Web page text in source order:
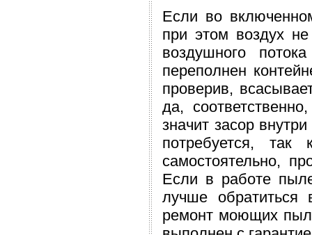
Если во
при этом воздух
воздушного
переполнен
проверив,
да,
значит засор
потребуется,
самостоятельно,
Если в работе
лучше обратиться
ремонт моющих